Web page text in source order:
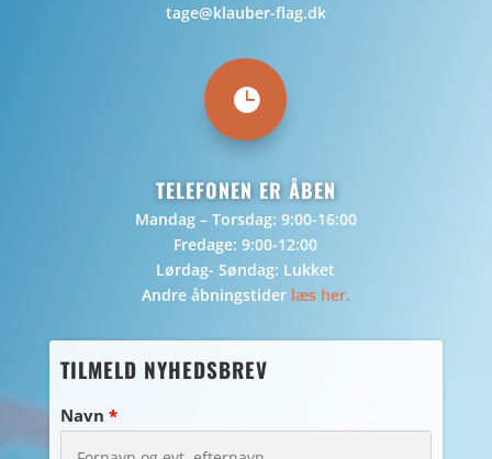
tage@klauber-flag.dk

TELEFONEN ER ÅBEN
Mandag – Torsdag: 9:00-16:00
Fredage: 9:00-12:00
Lørdag- Søndag: Lukket
Andre åbningstider læs her.
TILMELD NYHEDSBREV
Navn *